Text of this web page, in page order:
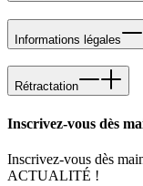
Informations légales
Rétractation
Inscrivez-vous dès
Inscrivez-vous dès
ACTUALITÉ !